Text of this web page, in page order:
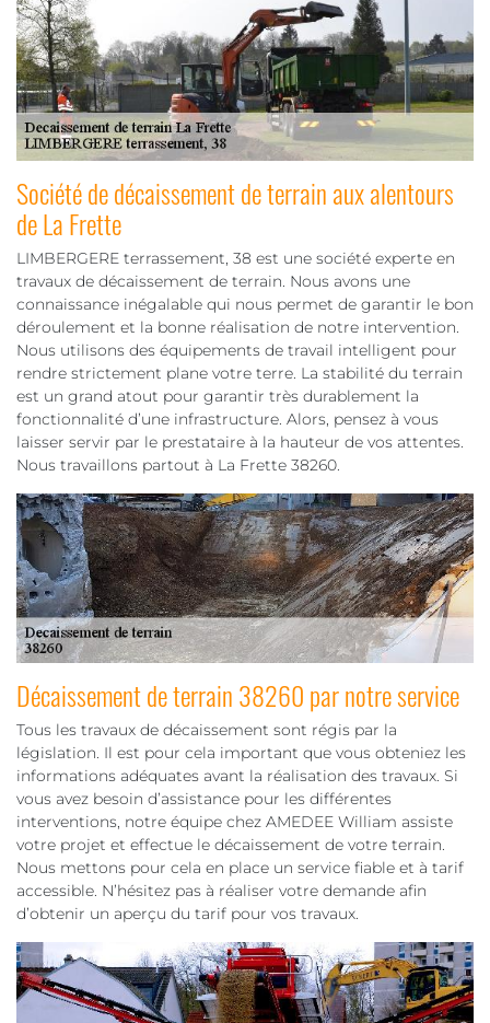
Société de décaissement de terrain aux alentours
de La Frette
LIMBERGERE terrassement, 38 est une société experte en
travaux de décaissement de terrain. Nous avons une
connaissance inégalable qui nous permet de garantir le bon
déroulement et la bonne réalisation de notre intervention.
Nous utilisons des équipements de travail intelligent pour
rendre strictement plane votre terre. La stabilité du terrain
est un grand atout pour garantir très durablement la
fonctionnalité d’une infrastructure. Alors, pensez à vous
laisser servir par le prestataire à la hauteur de vos attentes.
Nous travaillons partout à La Frette 38260.
Décaissement de terrain 38260 par notre service
Tous les travaux de décaissement sont régis par la
législation. Il est pour cela important que vous obteniez les
informations adéquates avant la réalisation des travaux. Si
vous avez besoin d’assistance pour les différentes
interventions, notre équipe chez AMEDEE William assiste
votre projet et effectue le décaissement de votre terrain.
Nous mettons pour cela en place un service fiable et à tarif
accessible. N’hésitez pas à réaliser votre demande afin
d’obtenir un aperçu du tarif pour vos travaux.